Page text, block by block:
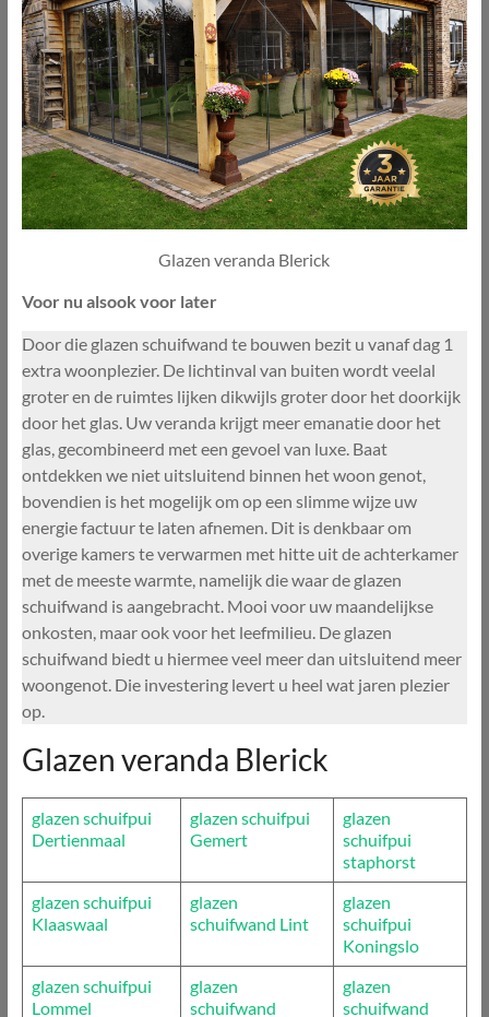
Glazen veranda Blerick
Voor nu alsook voor later
Door die glazen schuifwand te bouwen bezit u vanaf dag 1
extra woonplezier. De lichtinval van buiten wordt veelal
groter en de ruimtes lijken dikwijls groter door het doorkijk
door het glas. Uw veranda krijgt meer emanatie door het
glas, gecombineerd met een gevoel van luxe. Baat
ontdekken we niet uitsluitend binnen het woon genot,
bovendien is het mogelijk om op een slimme wijze uw
energie factuur te laten afnemen. Dit is denkbaar om
overige kamers te verwarmen met hitte uit de achterkamer
met de meeste warmte, namelijk die waar de glazen
schuifwand is aangebracht. Mooi voor uw maandelijkse
onkosten, maar ook voor het leefmilieu. De glazen
schuifwand biedt u hiermee veel meer dan uitsluitend meer
woongenot. Die investering levert u heel wat jaren plezier
op.
Glazen veranda Blerick
glazen schuifpui
Dertienmaal
glazen schuifpui
Gemert
glazen
schuifpui
staphorst
glazen schuifpui
Klaaswaal
glazen
schuifwand Lint
glazen
schuifpui
Koningslo
glazen schuifpui
Lommel
glazen
schuifwand
glazen
schuifwand